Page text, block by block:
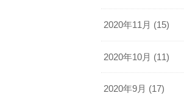
2020年11月 (15)
2020年10月 (11)
2020年9月 (17)